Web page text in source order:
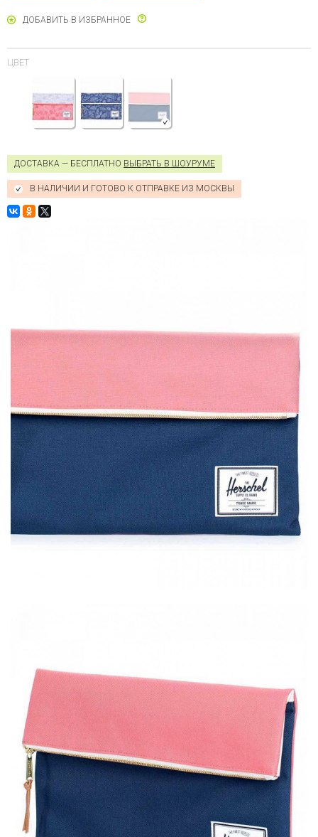
ДОБАВИТЬ В ИЗБРАННОЕ
ЦВЕТ
ДОСТАВКА — БЕСПЛАТНО ВЫБРАТЬ В ШОУРУМЕ
В НАЛИЧИИ И ГОТОВО К ОТПРАВКЕ ИЗ МОСКВЫ